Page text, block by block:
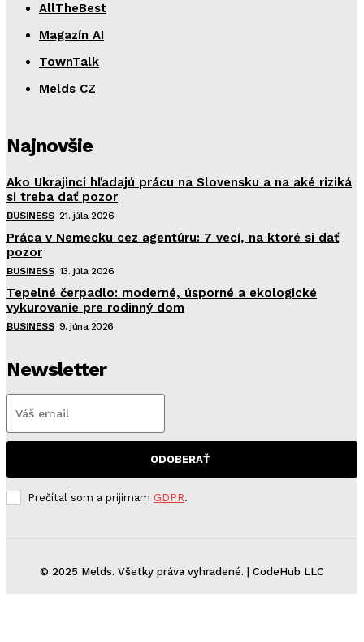
AllTheBest
Magazín AI
TownTalk
Melds CZ
Najnovšie
Ako Ukrajinci hľadajú prácu na Slovensku a na aké riziká
si treba dať pozor
BUSINESS 21. júla 2026
Práca v Nemecku cez agentúru: 7 vecí, na ktoré si dať
pozor
BUSINESS 13. júla 2026
Tepelné čerpadlo: moderné, úsporné a ekologické
vykurovanie pre rodinný dom
BUSINESS 9. júna 2026
Newsletter
ODOBERAŤ
Prečítal som a prijímam GDPR.
© 2025 Melds. Všetky práva vyhradené. | CodeHub LLC